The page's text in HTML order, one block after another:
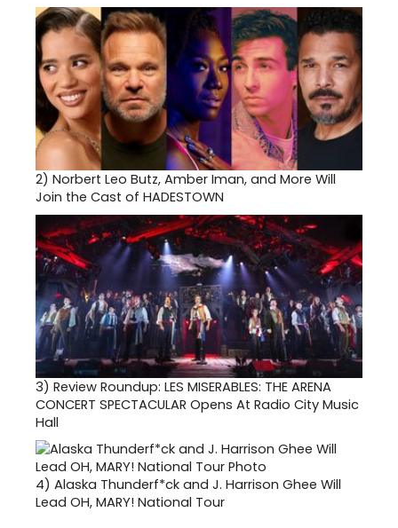
2) Norbert Leo Butz, Amber Iman, and More Will
Join the Cast of HADESTOWN
3) Review Roundup: LES MISERABLES: THE ARENA
CONCERT SPECTACULAR Opens At Radio City Music
Hall
4) Alaska Thunderf*ck and J. Harrison Ghee Will
Lead OH, MARY! National Tour